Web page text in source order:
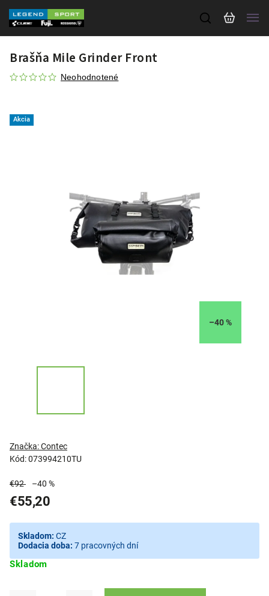
Brašňa Mile Grinder Front
Neohodnotené
Akcia
–40 %
Kód:073994210TU
Značka:Contec
€92 –40 %
€55,20
Skladom
Skladom: CZ
Dodacia doba: 7 pracovných dní